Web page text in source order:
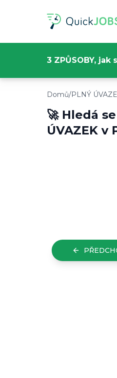
3 ZPŮSOBY, jak
Typ práce: PLNÝ
Lokace:Praha,
Plat: 50000 Kč/
Začátek:2. 3. 2026
Domů/PLNÝ
🚀 Hledá
ÚVAZEK v